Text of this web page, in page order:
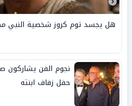
هل يجسد توم كروز شخصية النبي
نجوم الفن يشاركون
حفل زفاف ابنته